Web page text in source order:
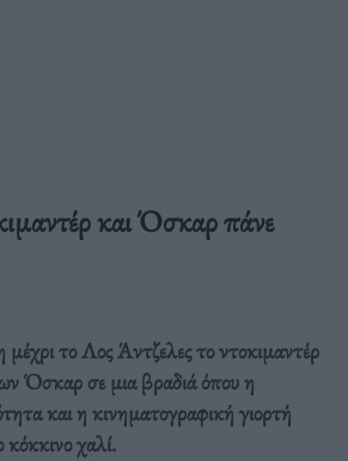
και Όσκαρ πάνε
το Λος Άντζελες το ντοκιμαντέρ
Όσκαρ σε μια βραδιά όπου η
και η κινηματογραφική γιορτή
κόκκινο χαλί.